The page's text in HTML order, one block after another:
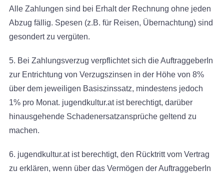
Alle Zahlungen sind bei Erhalt der Rechnung ohne jeden
Abzug fällig. Spesen (z.B. für Reisen, Übernachtung) sind
gesondert zu vergüten.
5. Bei Zahlungsverzug verpflichtet sich die AuftraggeberIn
zur Entrichtung von Verzugszinsen in der Höhe von 8%
über dem jeweiligen Basiszinssatz, mindestens jedoch
1% pro Monat. jugendkultur.at ist berechtigt, darüber
hinausgehende Schadenersatzansprüche geltend zu
machen.
6. jugendkultur.at ist berechtigt, den Rücktritt vom Vertrag
zu erklären, wenn über das Vermögen der AuftraggeberIn